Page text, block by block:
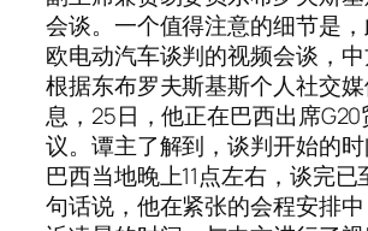
会谈。一个值得注意的细节是
欧电动汽车谈判的视频会谈，中
根据东布罗夫斯基斯个人社交
息，25日，他正在巴西出席
议。谭主了解到，谈判开始的
巴西当地晚上11点左右，谈完已
句话说，他在紧张的会程安排